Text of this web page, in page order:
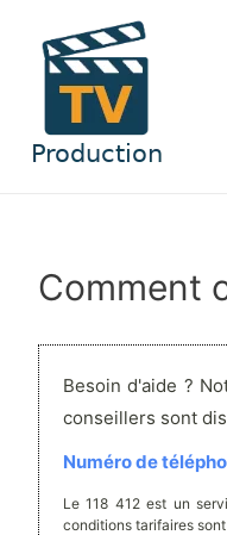
contenu
Comment
Besoin d'aide ?
conseillers sont
Numéro de
Le 118 412 est un
conditions tarifaires